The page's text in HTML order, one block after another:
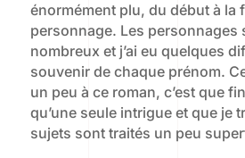
énormément plu, du début à la
personnage. Les personnages
nombreux et j’ai eu quelques
souvenir de chaque prénom.
un peu à ce roman, c’est que
qu’une seule intrigue et que je
sujets sont traités un peu